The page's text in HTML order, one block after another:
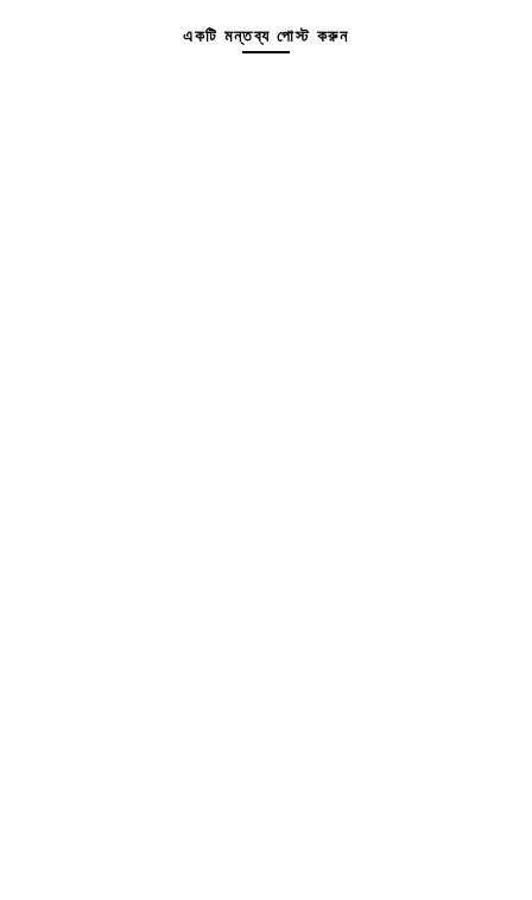
একটি মন্তব্য পোস্ট করুন